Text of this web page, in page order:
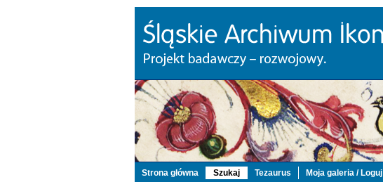
Strona główna Szukaj Tezaurus Moja galeria / Loguj